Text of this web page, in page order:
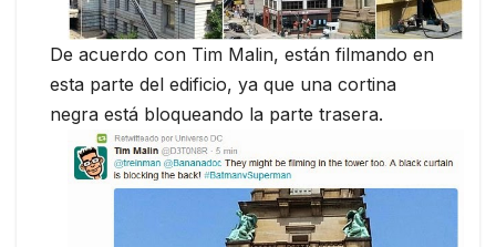
De acuerdo con Tim Malin, están filmando en
esta parte del edificio, ya que una cortina
negra está bloqueando la parte trasera.